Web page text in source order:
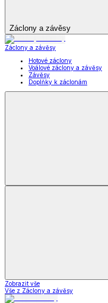
Záclony a závěsy
Záclony a závěsy
Hotové záclony
Voálové záclony a závěsy
Závěsy
Doplňky k záclonám
Zobrazit vše
Vše z Záclony a závěsy